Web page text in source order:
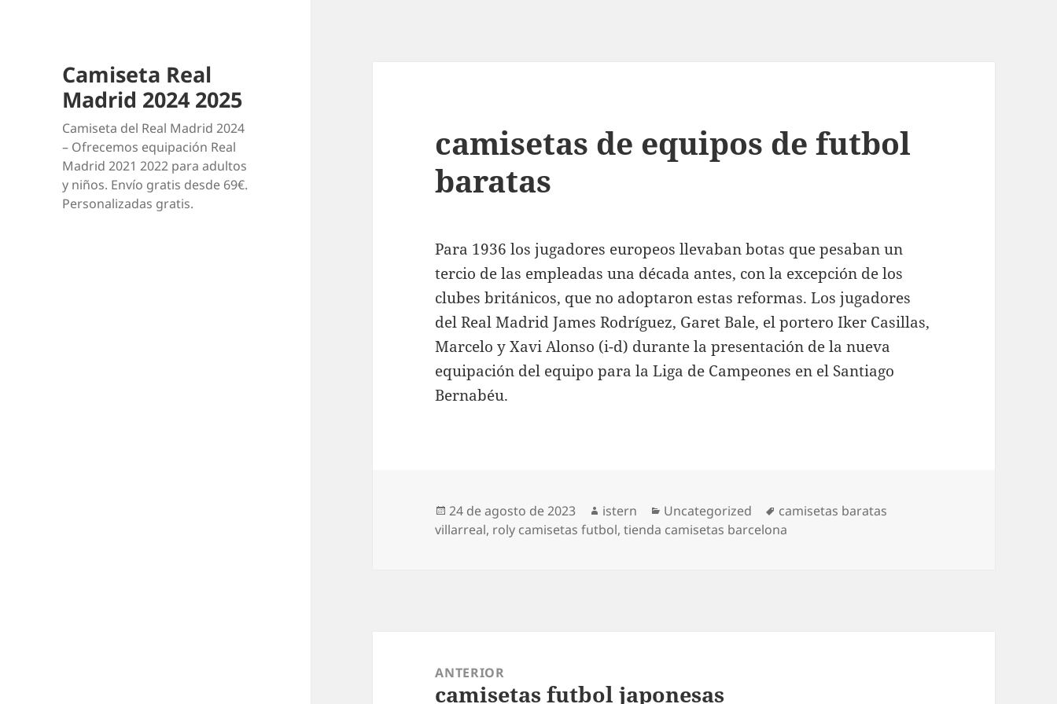
Camiseta Real
Madrid 2024 2025
Camiseta del Real Madrid 2024
– Ofrecemos equipación Real
Madrid 2021 2022 para adultos
y niños. Envío gratis desde 69€.
Personalizadas gratis.
camisetas de equipos de futbol
baratas
Para 1936 los jugadores europeos llevaban botas que pesaban un
tercio de las empleadas una década antes, con la excepción de los
clubes británicos, que no adoptaron estas reformas. Los jugadores
del Real Madrid James Rodríguez, Garet Bale, el portero Iker Casillas,
Marcelo y Xavi Alonso (i-d) durante la presentación de la nueva
equipación del equipo para la Liga de Campeones en el Santiago
Bernabéu.
Publicado
el
24 de agosto de 2023 Autor
istern Categorías
Uncategorized Etiquetas
camisetas baratas
villarreal, roly camisetas futbol,tienda camisetas barcelona
entradas
ANTERIOR
Entrada
camisetas futbol japonesas